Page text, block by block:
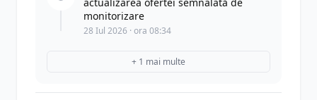
monitorizare
28 Iul 2026 · ora 08:34
+ 1 mai multe